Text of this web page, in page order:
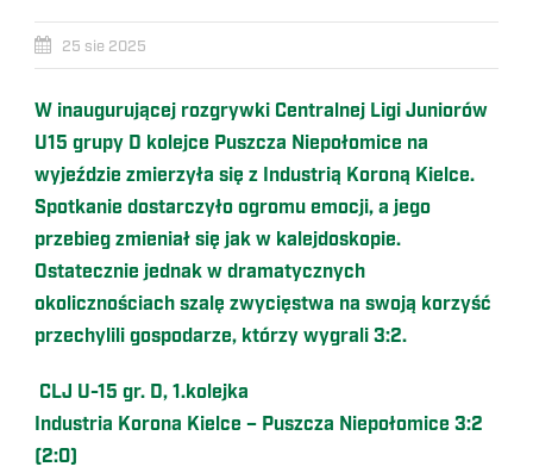
25 sie 2025
W inaugurującej rozgrywki Centralnej Ligi Juniorów
U15 grupy D kolejce Puszcza Niepołomice na
wyjeździe zmierzyła się z Industrią Koroną Kielce.
Spotkanie dostarczyło ogromu emocji, a jego
przebieg zmieniał się jak w kalejdoskopie.
Ostatecznie jednak w dramatycznych
okolicznościach szalę zwycięstwa na swoją korzyść
przechylili gospodarze, którzy wygrali 3:2.
CLJ U-15 gr. D, 1.kolejka
Industria Korona Kielce – Puszcza Niepołomice 3:2
(2:0)